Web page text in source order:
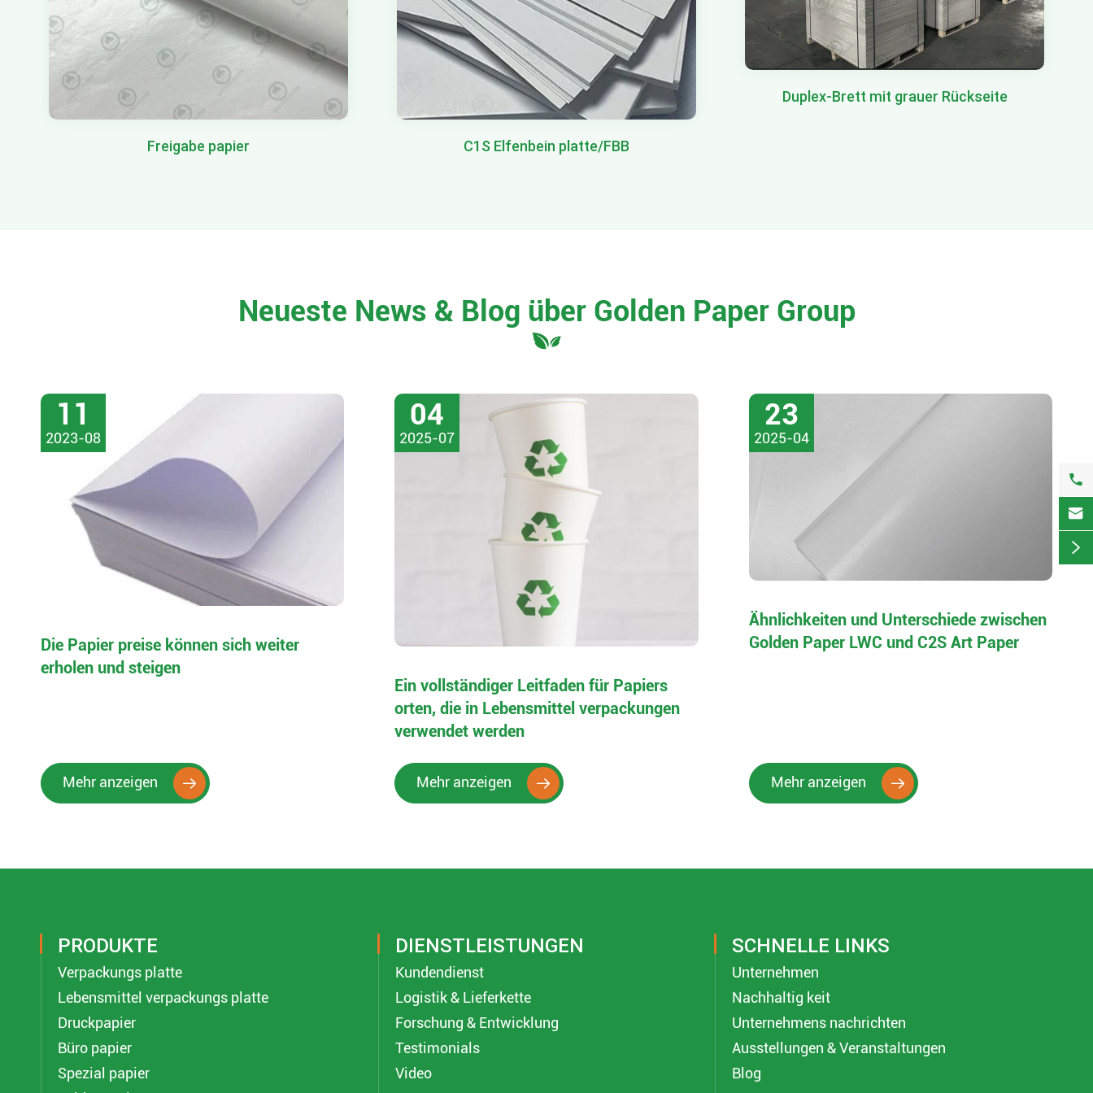
Freigabe papier C1S Elfenbein platte/FBB
Duplex-Brett mit grauer Rückseite
Neueste News & Blog über Golden Paper Group
11
2023-08
Die Papier preise können sich weiter
erholen und steigen
Mehr anzeigen 
04
2025-07
Ein vollständiger Leitfaden für Papiers
orten, die in Lebensmittel verpackungen
verwendet werden
Mehr anzeigen 
23
2025-04
Ähnlichkeiten und Unterschiede zwischen
Golden Paper LWC und C2S Art Paper
Mehr anzeigen 
PRODUKTE
Verpackungs platte
Lebensmittel verpackungs platte
Druckpapier
Büro papier
Spezial papier
DIENSTLEISTUNGEN
Kundendienst
Logistik & Lieferkette
Forschung & Entwicklung
Testimonials
Video
SCHNELLE LINKS
Unternehmen
Nachhaltig keit
Unternehmens nachrichten
Ausstellungen & Veranstaltungen
Blog


